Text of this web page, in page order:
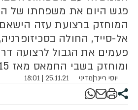
פגש היום את משפחתו של
המוחזק ברצועת עזה הישאם
אל-סייד, החולה
פעמים את הגבול לרצועה
ומוחזק בשבי החמאס מאז 2015
יוסי ריינר|מדיני 25.11.21 | 18:01